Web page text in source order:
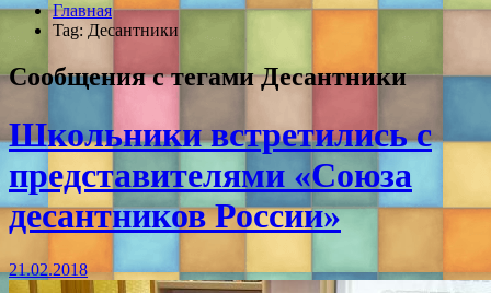
Главная
Tag: Десантники
Сообщения с тегамиДесантники
Школьники встретились с
представителями «Союза
десантников России»
21.02.2018